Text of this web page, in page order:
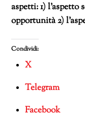
aspetti: 1)
opportunità 2)
Condividi:
X
Telegram
Facebook